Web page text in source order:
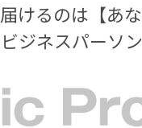
届けるのは【あ
ビジネスパーソ